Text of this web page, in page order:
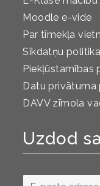
Moodle e-vide
Par tīmekļa
Sīkdatņu politika
Piekļūstamības
Datu privātuma
DAVV zīmola
Uzdod